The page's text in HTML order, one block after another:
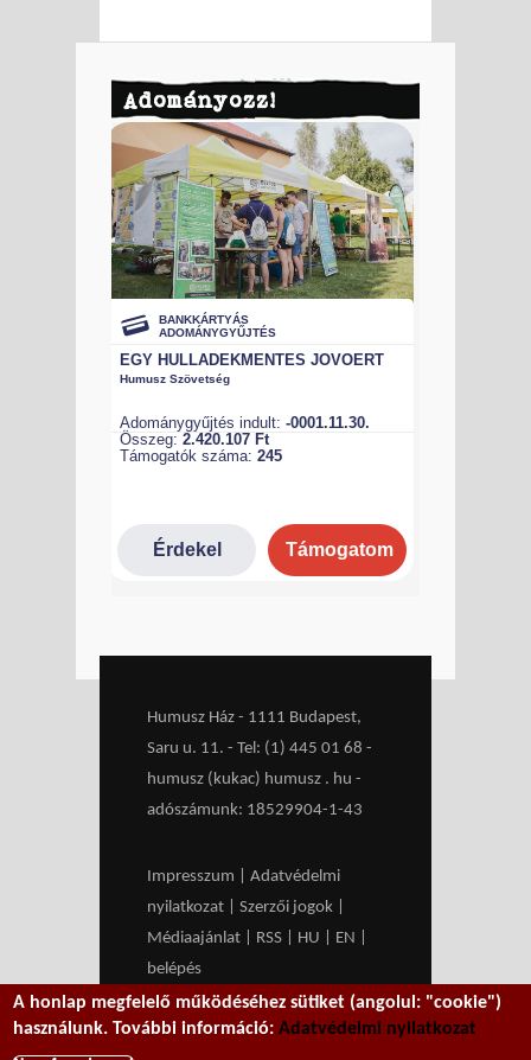
Adományozz!
Humusz Ház - 1111 Budapest,
Saru u. 11. - Tel: (1) 445 01 68 -
humusz (kukac) humusz . hu -
adószámunk: 18529904-1-43
Impresszum
Adatvédelmi
nyilatkozat
Szerzői jogok
Médiaajánlat
RSS HU EN
belépés
We work withMXGuarddog to
prevent spam.
A honlap megfelelő működéséhez sütiket (angolul: "cookie")
használunk. További információ:Adatvédelmi nyilatkozat